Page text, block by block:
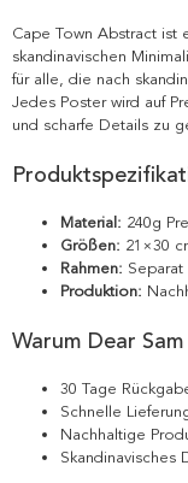
Cape Town Abstract ist
skandinavischen
für alle, die nach
Jedes Poster wird auf
und scharfe Details zu
Material: 240g
Größen: 21×30
Rahmen:
Produktion:
Warum Dear
30 Tage
Schnelle
Nachhaltige
Skandinavisches